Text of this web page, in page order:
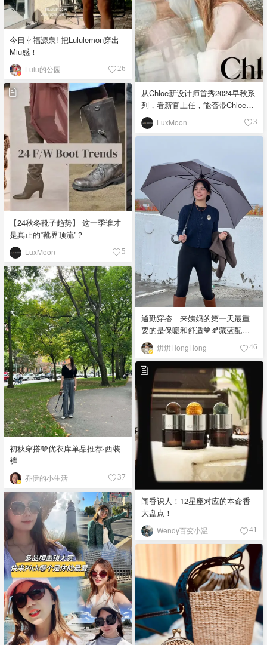
今日幸福源泉! 把Lululemon穿出
Miu感！
Lulu的公园 26
从Chloe新设计师首秀2024早秋系
列，看新官上任，能否带Chloe重
回巅峰！LuxMoon 3
【24秋冬靴子趋势】 这一季谁才
是真正的“靴界顶流”？
LuxMoon 5
通勤穿搭｜来姨妈的第一天最重
要的是保暖和舒适💙🍂藏蓝配棕
色真好看烘烘HongHong 46
初秋穿搭🩶优衣库单品推荐·西装
裤
乔伊的小生活 37
闻香识人！12星座对应的本命香
大盘点！
Wendy百变小温 41